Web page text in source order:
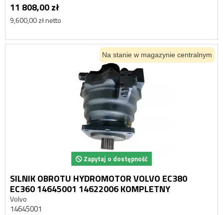
11 808,00 zł
9,600,00 zł netto
Na stanie w magazynie centralnym
Zapytaj o dostępność
SILNIK OBROTU HYDROMOTOR VOLVO EC380
EC360 14645001 14622006 KOMPLETNY
Volvo
14645001